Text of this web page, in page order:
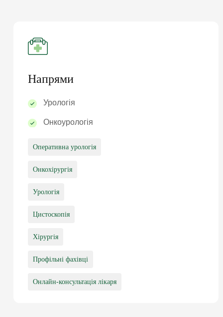
Напрями
Урологія
Онкоурологія
Оперативна урологія
Онкохірургія
Урологія
Цистоскопія
Хірургія
Профільні фахівці
Онлайн-консультація лікаря